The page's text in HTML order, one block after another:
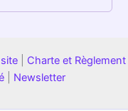
Charte et Règlement
Newsletter